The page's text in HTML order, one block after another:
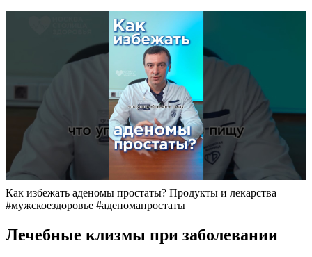
Как избежать аденомы простаты? Продукты и лекарства
#мужскоездоровье #аденомапростаты
Лечебные клизмы при заболевании